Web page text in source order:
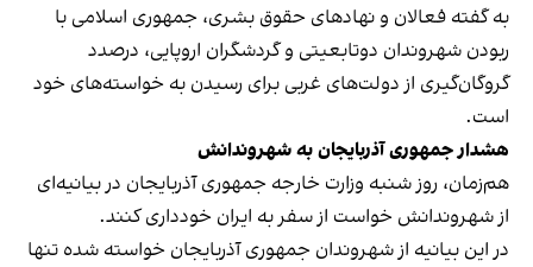
به گفته فعالان و نهادهای حقوق بشری، جمهوری اسلامی با
ربودن شهروندان دوتابعیتی و گردشگران اروپایی، درصدد
گروگان‌گیری از دولت‌های غربی برای رسیدن به خواسته‌های خود
است.
هشدار جمهوری آذربایجان به شهروندانش
هم‌زمان، روز شنبه وزارت خارجه جمهوری آذربایجان در بیانیه‌ای
از شهروندانش خواست از سفر به ایران خودداری کنند.
در این بیانیه از شهروندان جمهوری آذربایجان خواسته شده تنها